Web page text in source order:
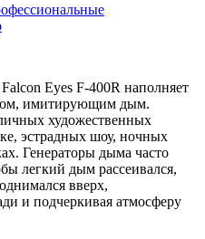
Eyes F-400R наполняет
имитирующим дым.
художественных
эстрадных шоу, ночных
Генераторы дыма часто
легкий дым рассеивался,
вверх,
и подчеркивая атмосферу